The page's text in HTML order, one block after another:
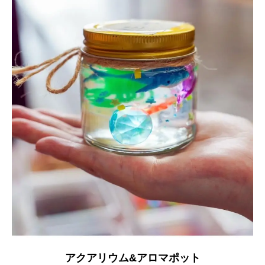
アクアリウム&アロマポット